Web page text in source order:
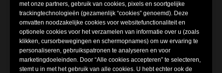
met onze partners, gebruik van cookies, pixels en soortgelijke
trackingtechnologieën (gezamenlijk “cookies” genoemd). Deze
omvatten noodzakelijke cookies voor websitefunctionaliteit en
optionele cookies voor het verzamelen van informatie over u (zoals
klikken, cursorbewegingen en schermopnames) om uw ervaring te
personaliseren, gebruikspatronen te analyseren en voor
marketingdoeleinden. Door “Alle cookies accepteren” te selecteren,
stemt u in met het gebruik van alle cookies. U hebt echter ook de